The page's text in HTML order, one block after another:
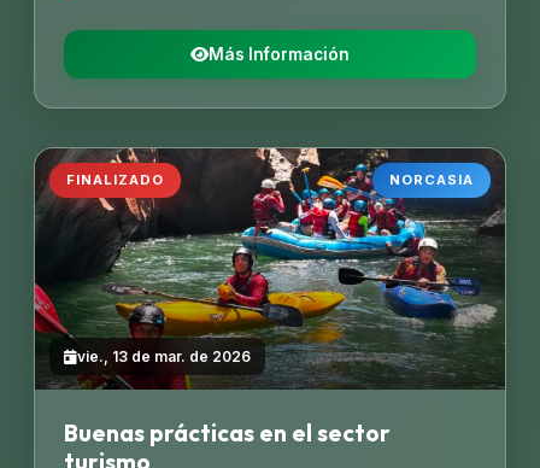
Más Información
NORCASIA
vie., 13 de mar. de 2026
FINALIZADO
Buenas prácticas en el sector
turismo